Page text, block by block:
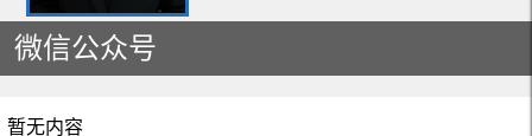
微信公众号
暂无内容